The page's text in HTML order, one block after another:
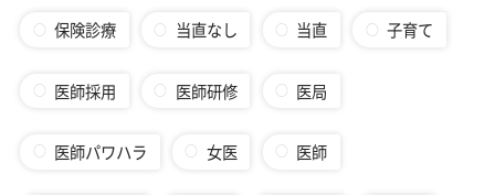
保険診療 当直なし 当直 子育て
医師採用 医師研修 医局
医師パワハラ 女医 医師